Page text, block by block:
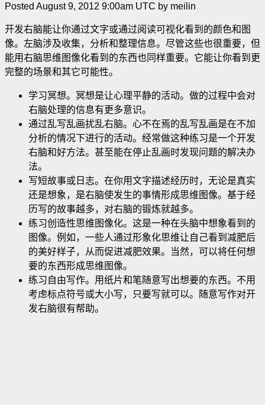
Posted August 9, 2012 9:00am UTC by meilin
开发右脑能让你通过文字或通过阅读可视化看到的颜色和图
像。左脑涉及收集，分析和整理信息。尽管这些也很重要，但
能用右脑思维图像化看到的东西也同样重要。它能让你看到更
完整的场景和其它可能性。
学习冥想。冥想是让心理平静的活动。做的过程中会对
右脑处理的信息有更多意识。
通过乱写乱画扰乱右脑。心不在焉的乱写乱画是在不加
分析的情况下进行的活动。经常做这种练习是一个开发
右脑和好方法。甚至能在停止乱画时发现问题的解决办
法。
写短故事或日志。在你用文字描述经历时，无论是真实
还是想象，是右脑使发生的事情形成思维图像。基于经
历写的故事越多，对右脑的锻炼就越多。
练习创造性思维图像化。这是一种在头脑中想象看到的
图像。例如，一些人通过形象化思维让自己看到减肥后
的美好样子，从而促进减肥效果。当然，可以将任何想
要的东西形成思维图像。
练习自由写作。用纸片和笔随意写出想要的东西。不用
考虑标点符号或大小写，只要写就可以。随意写作对开
发右脑很有帮助。